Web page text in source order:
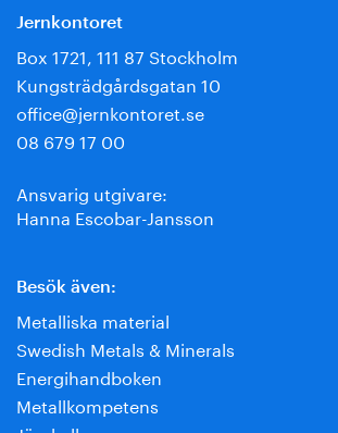
Jernkontoret
Box 1721, 111 87 Stockholm
Kungsträdgårdsgatan 10
office@jernkontoret.se
08 679 17 00
Ansvarig utgivare:
Hanna Escobar-Jansson
Besök även:
Metalliska material
Swedish Metals & Minerals
Energihandboken
Metallkompetens